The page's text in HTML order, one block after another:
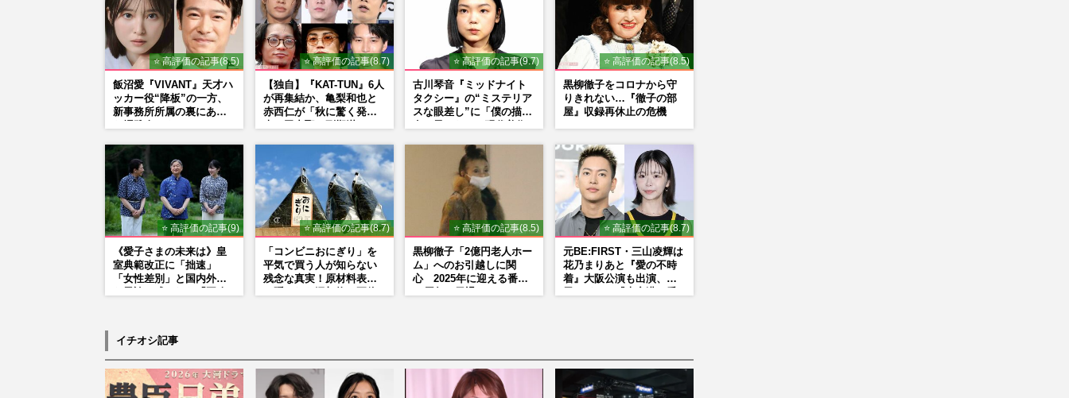
⭐ 高評価の記事(8.5)
飯沼愛『VIVANT』天才ハ
ッカー役“降板”の一方、
新事務所所属の裏にあっ
⭐ 高評価の記事(8.7)
【独自】『KAT-TUN』6人
が再集結か、亀梨和也と
赤西仁が「秋に驚く発
⭐ 高評価の記事(9.7)
古川琴音『ミッドナイト
タクシー』の“ミステリア
スな眼差し”に「僕の描く
⭐ 高評価の記事(8.5)
黒柳徹子をコロナから守
りきれない…『徹子の部
屋』収録再休止の危機
⭐ 高評価の記事(9)
《愛子さまの未来は》皇
室典範改正に「拙速」
「女性差別」と国内外か
⭐ 高評価の記事(8.7)
「コンビニおにぎり」を
平気で買う人が知らない
残念な真実！原材料表示
⭐ 高評価の記事(8.5)
黒柳徹子「2億円老人ホー
ム」へのお引越しに関
心 2025年に迎える番組
⭐ 高評価の記事(8.7)
元BE:FIRST・三山凌輝は
花乃まりあと『愛の不時
着』大阪公演も出演、趣
イチオシ記事